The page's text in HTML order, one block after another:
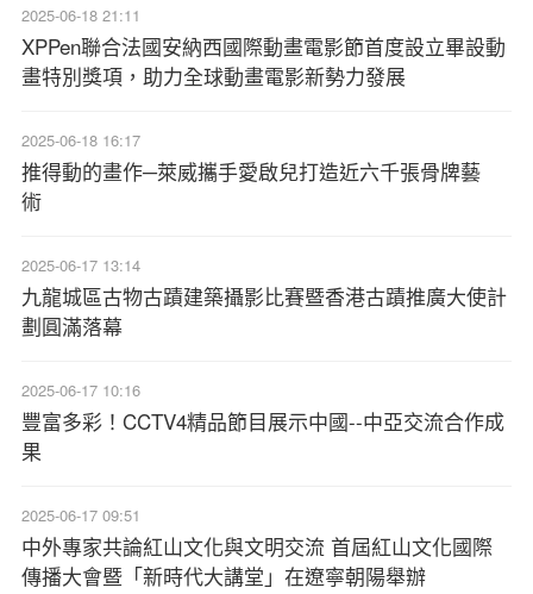
2025-06-18 21:11
XPPen聯合法國安納西國際動畫電影節首度設立畢設動
畫特別獎項，助力全球動畫電影新勢力發展
2025-06-18 16:17
推得動的畫作─萊威攜手愛啟兒打造近六千張骨牌藝
術
2025-06-17 13:14
九龍城區古物古蹟建築攝影比賽暨香港古蹟推廣大使計
劃圓滿落幕
2025-06-17 10:16
豐富多彩！CCTV4精品節目展示中國--中亞交流合作成
果
2025-06-17 09:51
中外專家共論紅山文化與文明交流 首屆紅山文化國際
傳播大會暨「新時代大講堂」在遼寧朝陽舉辦